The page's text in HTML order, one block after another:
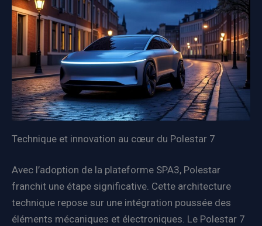
Technique et innovation au cœur du Polestar 7
Avec l’adoption de la plateforme SPA3, Polestar
franchit une étape significative. Cette architecture
technique repose sur une intégration poussée des
éléments mécaniques et électroniques. Le Polestar 7